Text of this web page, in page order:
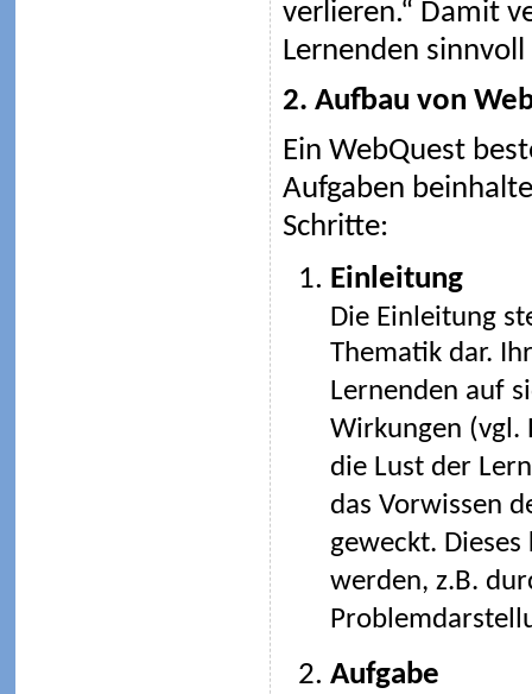
verlieren.“ Damit
Lernenden
2. Aufbau von
Ein WebQuest
Aufgaben
Schritte:
Einleitung
Die Einleitung
Thematik dar.
Lernenden auf
Wirkungen (vgl.
die Lust der
das Vorwissen
geweckt.
werden, z.B.
Aufgabe